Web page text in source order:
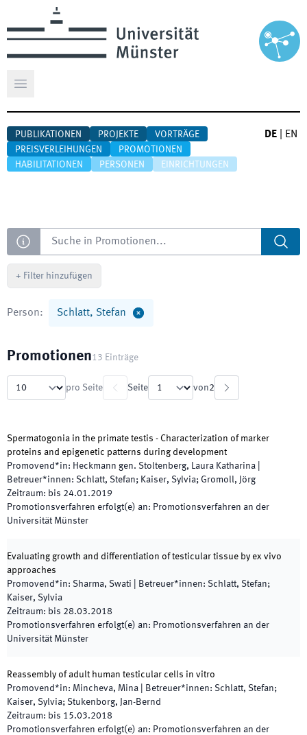
Hauptmenü öffnen
PUBLIKATIONEN PROJEKTE
VORTRÄGE
PREISVERLEIHUNGEN
PROMOTIONEN
HABILITATIONEN
PERSONEN EINRICHTUNGEN
DE EN
Suche
+ Filter hinzufügen
Person: Schlatt, Stefan
Promotionen13 Einträge
pro Seite Seite von2
Spermatogonia in the primate testis - Characterization of marker
proteins and epigenetic patterns during development
Promovend*in: Heckmann gen. Stoltenberg, Laura Katharina
Betreuer*innen: Schlatt, Stefan; Kaiser, Sylvia; Gromoll, Jörg
Zeitraum: bis 24.01.2019
Promotionsverfahren erfolgt(e) an: Promotionsverfahren an der
Universität Münster
Evaluating growth and differentiation of testicular tissue by ex vivo
approaches
Promovend*in: Sharma, Swati Betreuer*innen: Schlatt, Stefan;
Kaiser, Sylvia
Zeitraum: bis 28.03.2018
Promotionsverfahren erfolgt(e) an: Promotionsverfahren an der
Universität Münster
Reassembly of adult human testicular cells in vitro
Promovend*in: Mincheva, Mina Betreuer*innen: Schlatt, Stefan;
Kaiser, Sylvia; Stukenborg, Jan-Bernd
Zeitraum: bis 15.03.2018
Promotionsverfahren erfolgt(e) an: Promotionsverfahren an der